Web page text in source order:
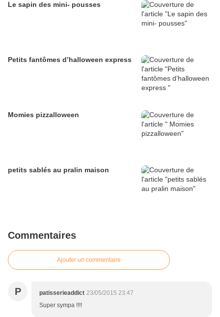
Le sapin des mini- pousses
Petits fantômes d’halloween express
Momies pizzalloween
petits sablés au pralin maison
Commentaires
Ajouter un commentaire
P patisserieaddict 23/05/2015 23:47
Super sympa !!!!